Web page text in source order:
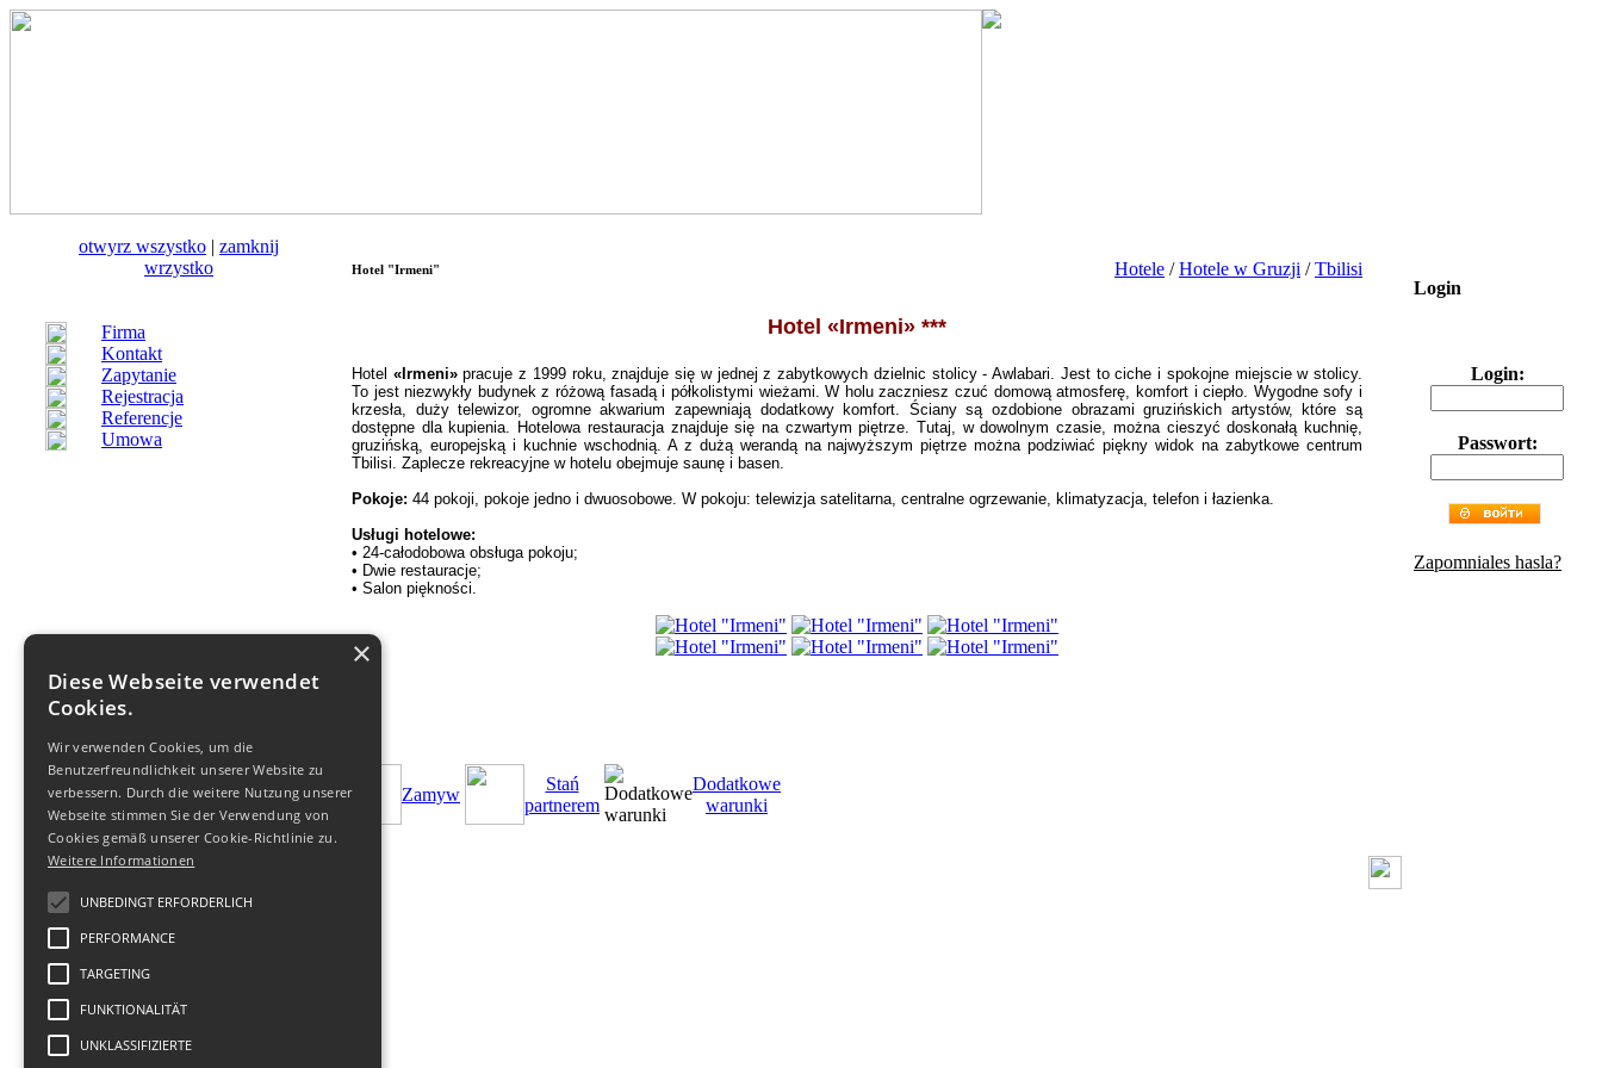
otwуrz wszystko | zamknij
wrzystko
Firma
Kontakt
Zapytanie
Rejestracja
Referencje
Umowa
Hotel "Irmeni" Hotele /Hotele w Gruzji /Tbilisi
Hotel «Irmeni» ***
Hotel «Irmeni»pracuje z 1999 roku, znajduje się w jednej z zabytkowych dzielnic stolicy - Awlabari. Jest to ciche i spokojne miejscie w stolicy.
To jest niezwykły budynek z różową fasadą i półkolistymi wieżami. W holu zaczniesz czuć domową atmosferę, komfort i ciepło. Wygodne sofy i
krzesła, duży telewizor, ogromne akwarium zapewniają dodatkowy komfort. Ściany są ozdobione obrazami gruzińskich artystów, które są
dostępne dla kupienia. Hotelowa restauracja znajduje się na czwartym piętrze. Tutaj, w dowolnym czasie, można cieszyć doskonałą kuchnię,
gruzińską, europejską i kuchnie wschodnią. A z dużą werandą na najwyższym piętrze można podziwiać piękny widok na zabytkowe centrum
Tbilisi. Zaplecze rekreacyjne w hotelu obejmuje saunę i basen.
Pokoje: 44 pokoji, pokoje jedno i dwuosobowe. W pokoju: telewizja satelitarna, centralne ogrzewanie, klimatyzacja, telefon i łazienka.
Usługi hotelowe:
• 24-całodobowa obsługa pokoju;
• Dwie restauracje;
• Salon piękności.
Zamуw
Stań
partnerem
Dodatkowe
warunki
© 2011-2026Biuro Turystyczne
Datenschutz,Nutzung
Login
Login:
Passwort:
Zapomniales hasla?
×
Diese Webseite verwendet
Cookies.
Wir verwenden Cookies, um die
Benutzerfreundlichkeit unserer Website zu
verbessern. Durch die weitere Nutzung unserer
Webseite stimmen Sie der Verwendung von
Cookies gemäß unserer Cookie-Richtlinie zu.
Weitere Informationen
UNBEDINGT ERFORDERLICH
PERFORMANCE
TARGETING
FUNKTIONALITÄT
UNKLASSIFIZIERTE